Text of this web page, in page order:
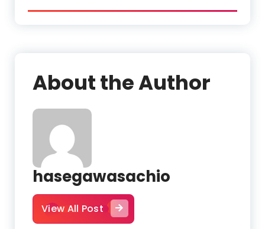
About the Author
hasegawasachio
View All Post